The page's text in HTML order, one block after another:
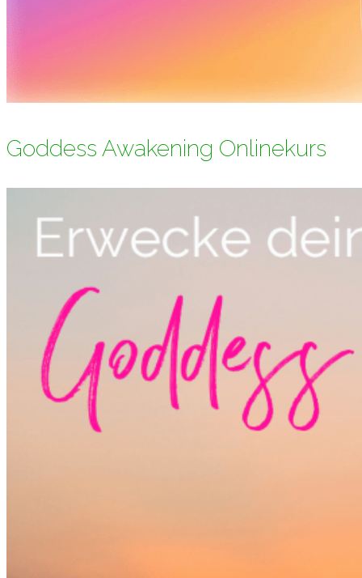
Goddess Awakening Onlinekurs